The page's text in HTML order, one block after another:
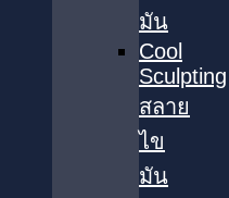
มัน
Cool
Sculpting
สลาย
ไข
มัน